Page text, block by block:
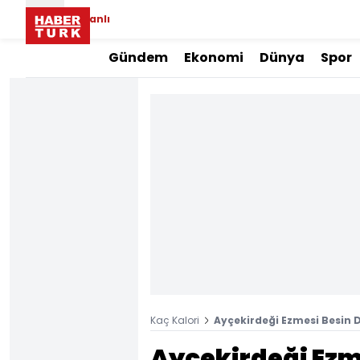
Canlı
Gündem Ekonomi Dünya Spor
Kaç Kalori Ayçekirdeği Ezmesi Besin